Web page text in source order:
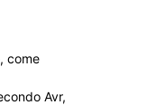
come
Avr,